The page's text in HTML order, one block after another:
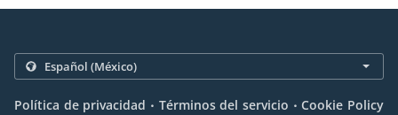
Política de privacidad . Términos del servicio . Cookie Policy